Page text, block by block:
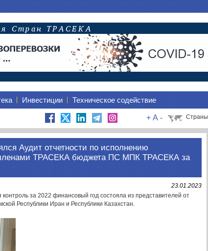
Инвестиции Техническое содействие
Страны
+ A -
Аудит отчетности по исполнению
членами ТРАСЕКА бюджета ПС МПК ТРАСЕКА за
23.01.2023
за 2022 финансовый год состояла из представителей от
Республики Иран и Республики Казахстан.